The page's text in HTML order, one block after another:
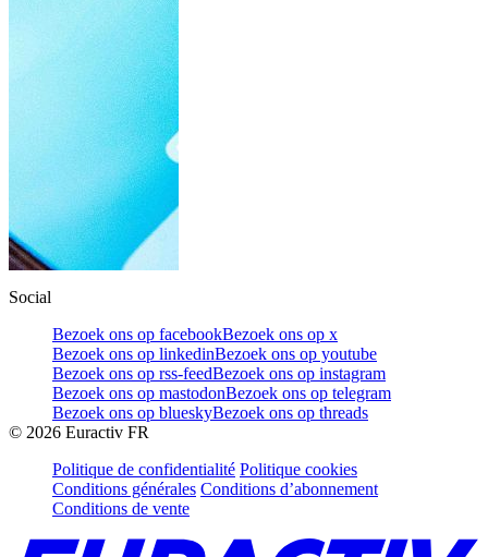
Social
Bezoek ons op facebookBezoek ons op x
Bezoek ons op linkedinBezoek ons op youtube
Bezoek ons op rss-feedBezoek ons op instagram
Bezoek ons op mastodonBezoek ons op telegram
Bezoek ons op blueskyBezoek ons op threads
© 2026 Euractiv FR
Politique de confidentialité Politique cookies
Conditions générales Conditions d’abonnement
Conditions de vente